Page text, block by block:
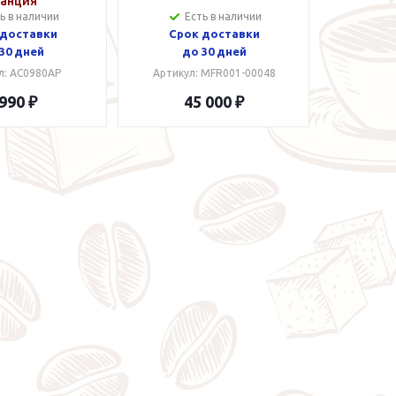
в наличии
дней
AC0980AP
₽
Есть в наличии
Срок доставки
до 30 дней
Артикул: MFR001-00048
45 000 ₽